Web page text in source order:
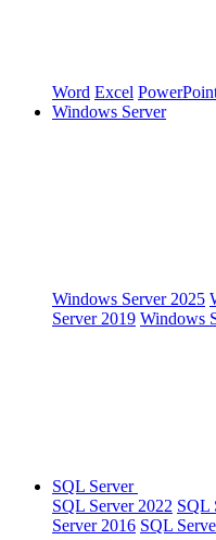
Word Excel
Windows Server
Windows Server 2025
Server 2019 Windows
SQL Server
SQL Server 2022 SQL
Server 2016 SQL